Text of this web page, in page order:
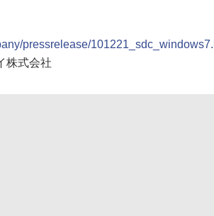
pressrelease/
株式会社